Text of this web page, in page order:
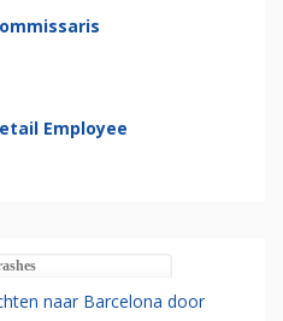
Employee
naar Barcelona door